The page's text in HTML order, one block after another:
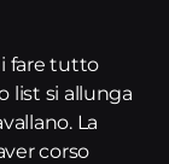
fare tutto
list si allunga
La
corso